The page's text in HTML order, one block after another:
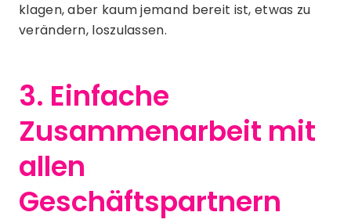
klagen, aber kaum jemand bereit ist, etwas zu
verändern, loszulassen.
3. Einfache
Zusammenarbeit mit
allen
Geschäftspartnern